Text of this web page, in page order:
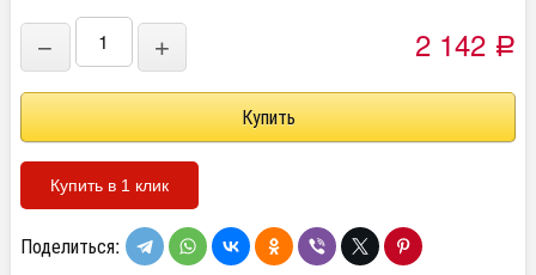
− + 2 142 Р
Купить в 1 клик
Поделиться: